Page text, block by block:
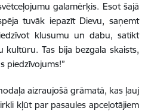
galamērķis. Esot šajā
tuvāk iepazīt Dievu, saņemt
klusumu un dabu, satikt
kultūru. Tas bija bezgala skaists,
piedzīvojums!”
aizraujošā grāmatā, kas ļauj
kļūt par pasaules apceļotājiem